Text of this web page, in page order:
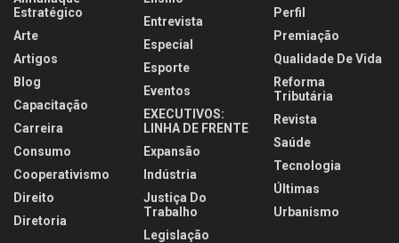
Estratégico
Arte
Artigos
Blog
Capacitação
Carreira
Consumo
Cooperativismo
Direito
Diretoria
Entrevista
Especial
Esporte
Eventos
EXECUTIVOS:
LINHA DE FRENTE
Expansão
Indústria
Justiça Do
Trabalho
Legislação
Perfil
Premiação
Qualidade De Vida
Reforma
Tributária
Revista
Saúde
Tecnologia
Últimas
Urbanismo